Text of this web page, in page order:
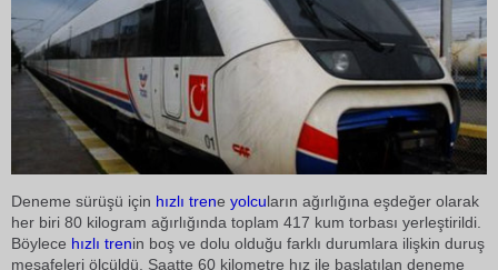
Deneme sürüşü için hızlı trene yolcuların ağırlığına eşdeğer olarak
her biri 80 kilogram ağırlığında toplam 417 kum torbası yerleştirildi.
Böylece hızlı trenin boş ve dolu olduğu farklı durumlara ilişkin duruş
mesafeleri ölçüldü. Saatte 60 kilometre hız ile başlatılan deneme